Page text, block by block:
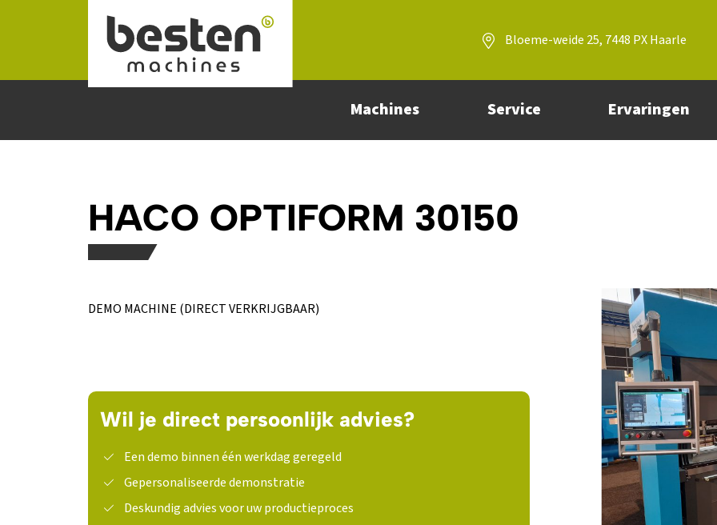
Naar hoofdinhoud
Bloeme-weide 25, 7448 PX Haarle
Machines Service Ervaringen
HACO OPTIFORM 30150
DEMO MACHINE (DIRECT VERKRIJGBAAR)
Wil je direct persoonlijk advies?
Een demo binnen één werkdag geregeld
Gepersonaliseerde demonstratie
Deskundig advies voor uw productieproces